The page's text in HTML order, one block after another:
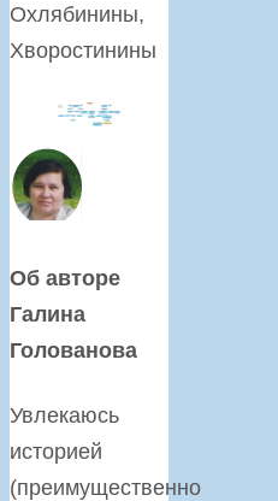
Охлябинины,
Хворостинины
Об авторе
Галина
Голованова
Увлекаюсь
историей
(преимущественно